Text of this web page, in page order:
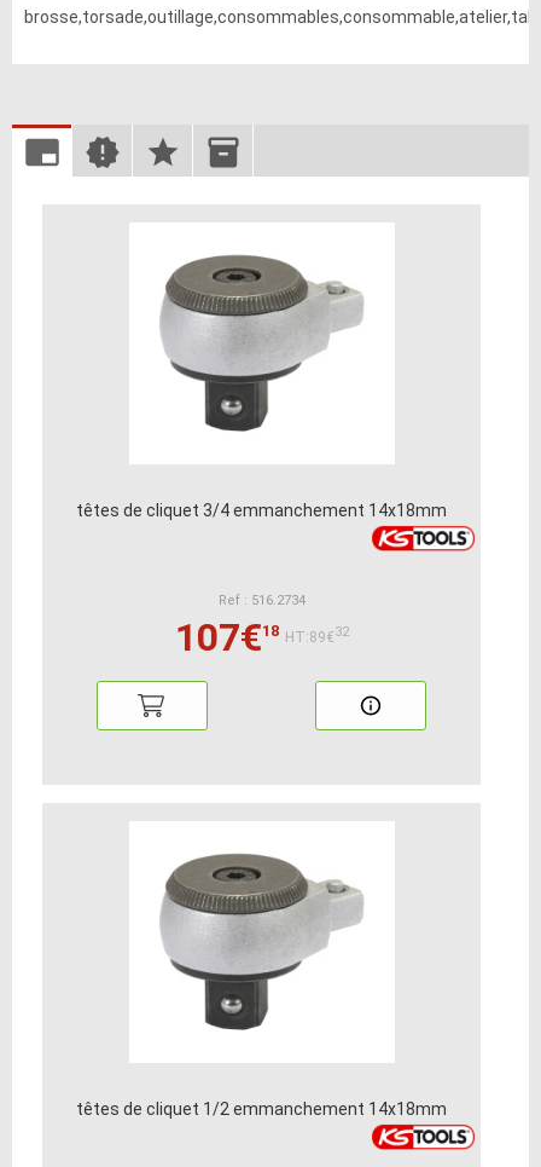
têtes de cliquet 3/4 emmanchement 14x18mm
Ref : 516.2734
107€18 HT:89€32
têtes de cliquet 1/2 emmanchement 14x18mm